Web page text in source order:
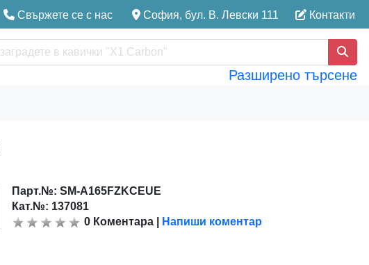
Свържете се с нас София, бул. В. Левски 111 Контакти
Разширено търсене
Парт.№: SM-A165FZKCEUE
Кат.№: 137081
0 Коментара Напиши коментар